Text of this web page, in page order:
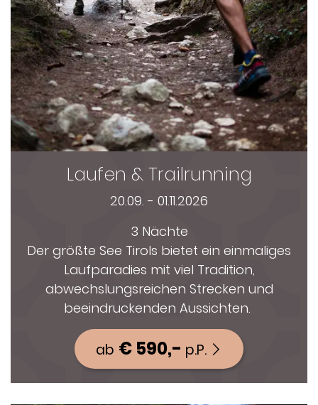
Laufen & Trailrunning
20.09. - 01.11.2026
3 Nächte
Der größte See Tirols bietet ein einmaliges
Laufparadies mit viel Tradition,
abwechslungsreichen Strecken und
beeindruckenden Aussichten.
ab € 590,- p.P.